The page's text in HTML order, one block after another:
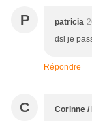
P patricia
dsl je
Répondre
C Corinne /